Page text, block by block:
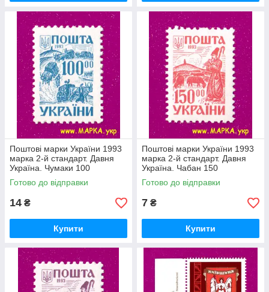
Поштові марки України 1993
марка 2-й стандарт. Давня
Україна. Чумаки 100
Готово до відправки
14 ₴
Купити
Поштові марки України 1993
марка 2-й стандарт. Давня
Україна. Чабан 150
Готово до відправки
7 ₴
Купити